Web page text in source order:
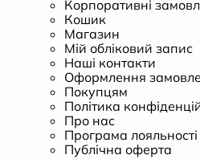
Корпоративні
Кошик
Магазин
Мій обліковий запис
Наші контакти
Оформлення
Покупцям
Політика
Про нас
Програма лояльності
Публічна оферта